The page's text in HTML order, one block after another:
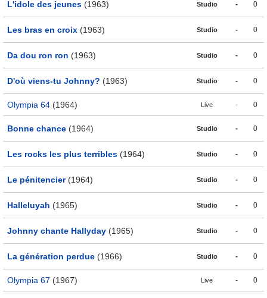
L'idole des jeunes (1963) Studio - 0
Les bras en croix (1963) Studio - 0
Da dou ron ron (1963) Studio - 0
D'où viens-tu Johnny? (1963) Studio - 0
Olympia 64 (1964) Live - 0
Bonne chance (1964) Studio - 0
Les rocks les plus terribles (1964) Studio - 0
Le pénitencier(1964) Studio - 0
Halleluyah (1965) Studio - 0
Johnny chante Hallyday (1965) Studio - 0
La génération perdue (1966) Studio - 0
Olympia 67 (1967) Live - 0